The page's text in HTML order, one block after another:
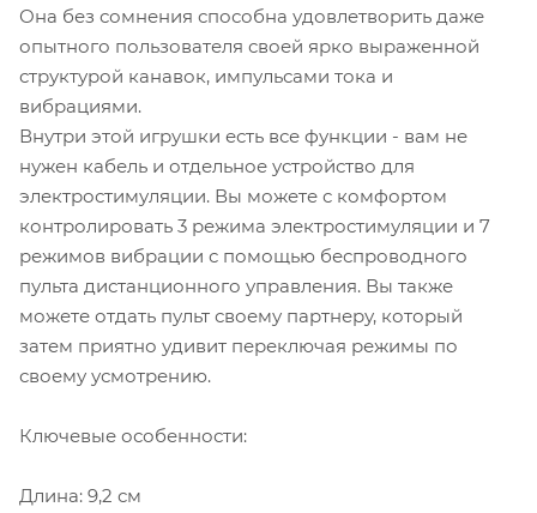
Она без сомнения способна удовлетворить даже
опытного пользователя своей ярко выраженной
структурой канавок, импульсами тока и
вибрациями.
Внутри этой игрушки есть все функции - вам не
нужен кабель и отдельное устройство для
электростимуляции. Вы можете с комфортом
контролировать 3 режима электростимуляции и 7
режимов вибрации с помощью беспроводного
пульта дистанционного управления. Вы также
можете отдать пульт своему партнеру, который
затем приятно удивит переключая режимы по
своему усмотрению.
Ключевые особенности:
Длина: 9,2 см